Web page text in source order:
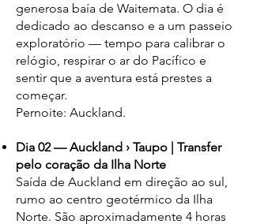
generosa baía de Waitemata. O dia é
dedicado ao descanso e a um passeio
exploratório — tempo para calibrar o
relógio, respirar o ar do Pacífico e
sentir que a aventura está prestes a
começar.
Pernoite: Auckland.
Dia 02 — Auckland › Taupo | Transfer
pelo coração da Ilha Norte
Saída de Auckland em direção ao sul,
rumo ao centro geotérmico da Ilha
Norte. São aproximadamente 4 horas